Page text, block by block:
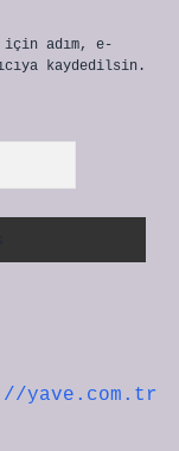
için adım, e-
kaydedilsin.
yave.com.tr